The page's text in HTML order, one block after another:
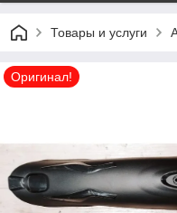
Товары и услуги
Оригинал!